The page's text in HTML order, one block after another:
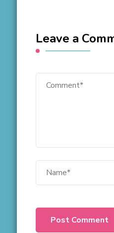
Leave a